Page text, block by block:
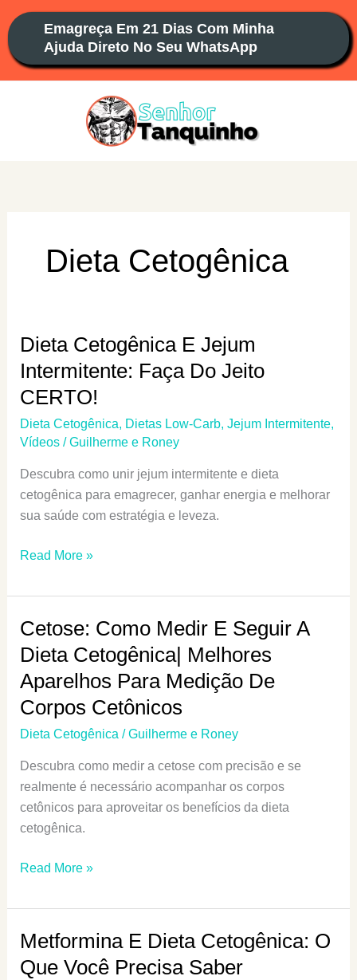
para
conteúdo
Emagreça Em 21 Dias Com Minha
Ajuda Direto No Seu WhatsApp
Dieta Cetogênica
Dieta Cetogênica E Jejum
Intermitente: Faça Do Jeito
CERTO!
Dieta Cetogênica, Dietas Low-Carb, Jejum Intermitente,
Vídeos/Guilherme e Roney
Descubra como unir jejum intermitente e dieta
cetogênica para emagrecer, ganhar energia e melhorar
sua saúde com estratégia e leveza.
Dieta
E
Intermitente:
Faça
Do
Jeito
CERTO!
Read More »
Cetose: Como Medir E Seguir A
Dieta Cetogênica| Melhores
Aparelhos Para Medição De
Corpos Cetônicos
Dieta Cetogênica /Guilherme e Roney
Descubra como medir a cetose com precisão e se
realmente é necessário acompanhar os corpos
cetônicos para aproveitar os benefícios da dieta
cetogênica.
Cetose:
Medir
Seguir
A
Read More »
Metformina E Dieta Cetogênica: O
Que Você Precisa Saber